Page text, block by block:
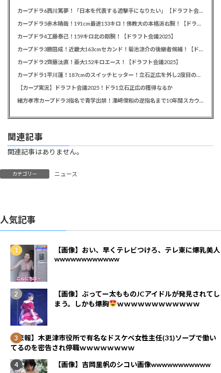
カープドラ6西川篤夢！「日本を代表する遊撃手になりたい」【ドラフト会議2025】
カープドラ5赤木晴哉！191cm最速153キロ！佛教大の本格派右腕！【ドラフト会議2025】
カープドラ4工藤泰己！159キロ北の剛腕！【ドラフト会議2025】
カープドラ3勝田成！近畿大163cmセカンド！菊池涼介の後継者候補！【ドラフト会議2025】
カープドラ2齊藤汰直！亜大152キロエース！【ドラフト会議2025】
カープドラ1平川蓮！187cmのスイッチヒッター！立石正広を外し2度目の重複も新井監督がクジを引き当てる！【ドラフト会議2025】
【カープ実況】ドラフト会議2025！ドラ1立石正広の獲得なるか
緒方孝市カープドラ3指名で青学出禁！澤﨑俊和の逆指名まで10年間スカウト出禁
関連記事
関連記事はありません。
カテゴリー ニュース
人気記事
【画像】おい、早くテレビつけろ、テレ東に爆乳美人
wwwwwwwwwwww
【画像】ぶってー太もものJCアイドルが発見されてし
まう。しかも爆胸
ｗｗｗｗｗｗｗｗｗｗｗｗ
【悲報】木更津市役所で有名なドスケベ女性主任(31)ソープで働い
てるのを密告され停職ｗｗｗｗｗｗｗｗ
【画像】吉岡里帆のシコい画像wwwwwwwwwww